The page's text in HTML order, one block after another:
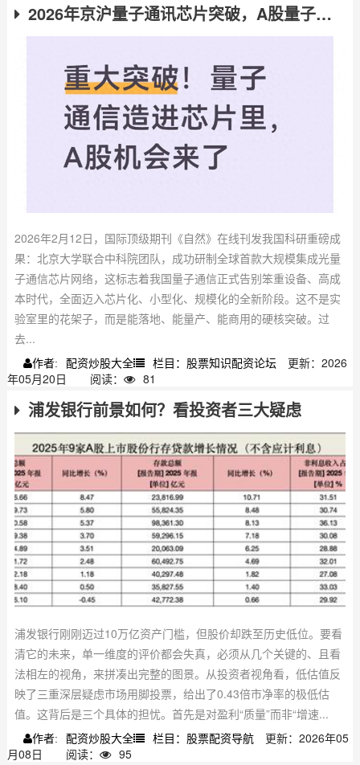
2026年京沪量子通讯芯片突破，A股量子通信股票投资方向
2026年2月12日，国际顶级期刊《自然》在线刊发我国科研重磅成
果：北京大学联合中科院团队，成功研制全球首款大规模集成光量
子通信芯片网络，这标志着我国量子通信正式告别笨重设备、高成
本时代，全面迈入芯片化、小型化、规模化的全新阶段。这不是实
验室里的花架子，而是能落地、能量产、能商用的硬核突破。过
去...
作者: 配资炒股大全 栏目：股票知识配资论坛
更新：2026
年05月20日
阅读： 81
浦发银行前景如何？看投资者三大疑虑
浦发银行刚刚迈过10万亿资产门槛，但股价却跌至历史低位。要看
清它的未来，单一维度的评价都会失真，必须从几个关键的、且看
法相左的视角，来拼凑出完整的图景。从投资者视角看，低估值反
映了三重深层疑虑市场用脚投票，给出了0.43倍市净率的极低估
值。这背后是三个具体的担忧。首先是对盈利“质量”而非“增速...
作者: 配资炒股大全 栏目：股票配资导航
更新：2026年05
月08日
阅读： 95